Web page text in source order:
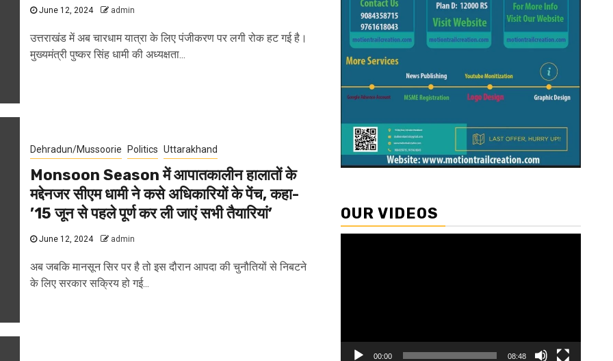
June 12, 2024 admin
उत्तराखंड में अब चारधाम यात्रा के लिए पंजीकरण पर लगी रोक हट गई है।
मुख्यमंत्री पुष्कर सिंह धामी की अध्यक्षता...
Dehradun/Mussoorie Politics Uttarakhand
Monsoon Season में आपातकालीन हालातों के
मद्देनजर सीएम धामी ने कसे अधिकारियों के पेंच, कहा-
’15 जून से पहले पूर्ण कर ली जाएं सभी तैयारियां’
June 12, 2024 admin
अब जबकि मानसून सिर पर है तो इस दौरान आपदा की चुनौतियों से निबटने
के लिए सरकार सक्रिय हो गई...
OUR VIDEOS
00:00 08:48